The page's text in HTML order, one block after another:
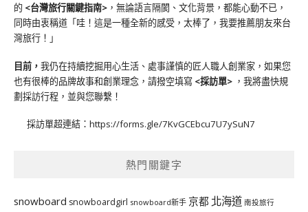
的 <台灣旅行關鍵指南> ，無論語言隔閡、文化背景，都能心動不已，
同時由衷稱道「哇！這是一種全新的感受，太棒了，我要推薦朋友來台
灣旅行！」
目前， 我仍在持續挖掘用心生活、處事謹慎的匠人職人創業家，如果您
也有很棒的品牌故事和創業理念，請撥空填寫 <採訪單> ，我將盡快規
劃採訪行程，並與您聯繫！
採訪單超連結： https://forms.gle/7KvGCEbcu7U7ySuN7
熱門關鍵字
snowboard snowboardgirl snowboard新手 京都 北海道 南投旅行